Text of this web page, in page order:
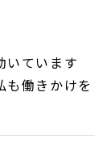
いています
働きかけを